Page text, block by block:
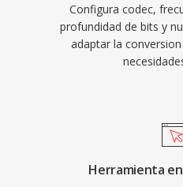
Configura codec,
profundidad de bits y
adaptar la
Herramienta